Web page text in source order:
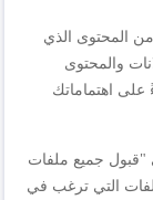
-29%
المحتوى الذي
والمحتوى
على اهتماماتك
"قبول جميع ملفات
التي ترغب في